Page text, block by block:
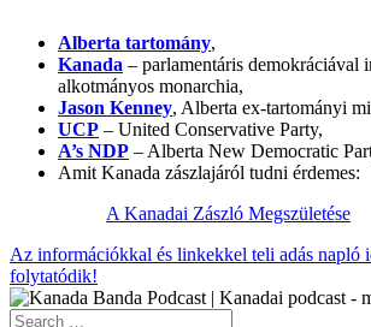
Alberta tartomány,
Kanada – parlamentáris demokráciával
alkotmányos monarchia,
Jason Kenney, Alberta ex-tartományi
UCP – United Conservative Party,
A’s NDP – Alberta New Democratic
Amit Kanada zászlajáról tudni érdemes:
A Kanadai Zászló Megszületése
Az információkkal és linkekkel teli adás napló
folytatódik!
Search